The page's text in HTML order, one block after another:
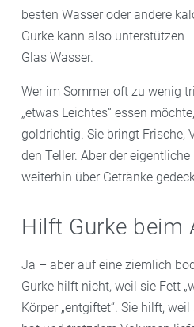
besten Wasser oder andere
Gurke kann also unterstützen
Glas Wasser.
Wer im Sommer oft zu wenig
„etwas Leichtes“ essen
goldrichtig. Sie bringt Frische,
den Teller. Aber der
weiterhin über Getränke
Hilft Gurke beim
Ja – aber auf eine ziemlich
Gurke hilft nicht, weil sie Fett
Körper „entgiftet“. Sie hilft, weil